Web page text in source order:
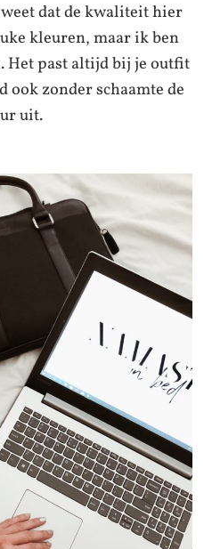
dat de kwaliteit hier
kleuren, maar ik ben
Het past altijd bij je outfit
zonder schaamte de
uit.